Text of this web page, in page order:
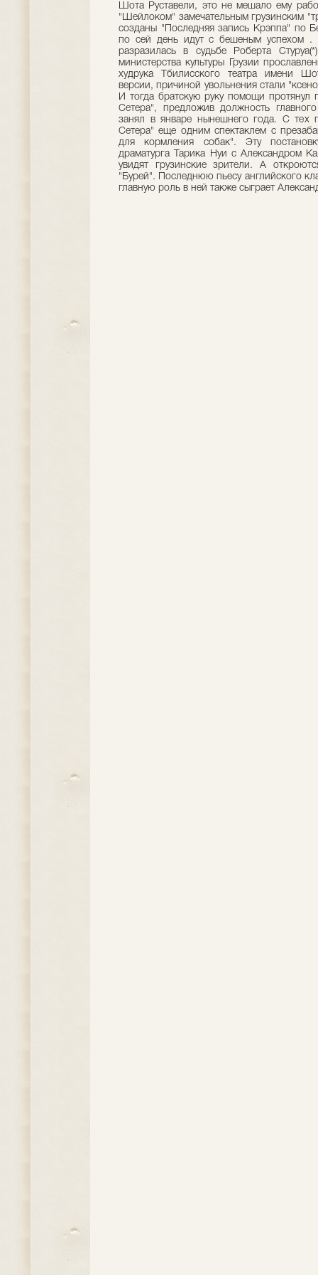
Шота Руставели, это не мешало ему
"Шейлоком" замечательным грузинским
созданы "Последняя запись Крэппа" по
по сей день идут с бешеным успехом
разразилась в судьбе Роберта
министерства культуры Грузии
худрука Тбилисского театра имени
версии, причиной увольнения стали
И тогда братскую руку помощи протянул
Сетера", предложив должность
занял в январе нынешнего года. С тех
Сетера" еще одним спектаклем с
для кормления собак". Эту
драматурга Тарика Нуи с Александром
увидят грузинские зрители. А
"Бурей". Последнюю пьесу английского
главную роль в ней также сыграет